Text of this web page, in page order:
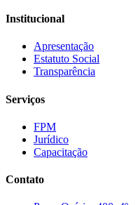
Institucional
Apresentação
Estatuto Social
Transparência
Serviços
FPM
Jurídico
Capacitação
Contato